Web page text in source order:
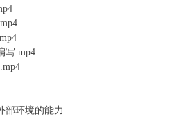
写.mp4
部环境的能力